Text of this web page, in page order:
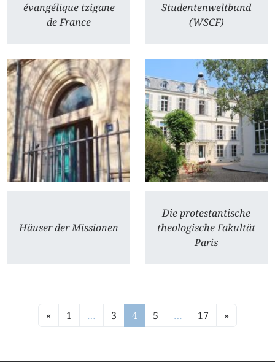
évangélique tzigane
de France
Studentenweltbund
(WSCF)
Häuser der Missionen
Die protestantische
theologische Fakultät
Paris
« 1 … 3 4 5 … 17 »